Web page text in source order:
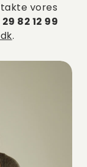
vores
29 82 12 99
.